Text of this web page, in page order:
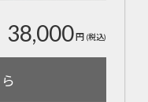
38,000円 (税込)